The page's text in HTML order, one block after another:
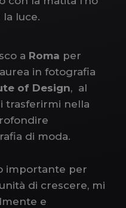
luce.
a Roma per
in fotografia
of Design, al
trasferirmi nella
di moda.
importante per
di crescere, mi
e